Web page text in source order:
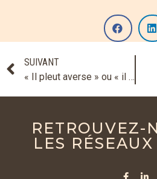
SUIVANT
« Il pleut averse » ou « il pleut à verse » ?
RETROUVEZ-
LES